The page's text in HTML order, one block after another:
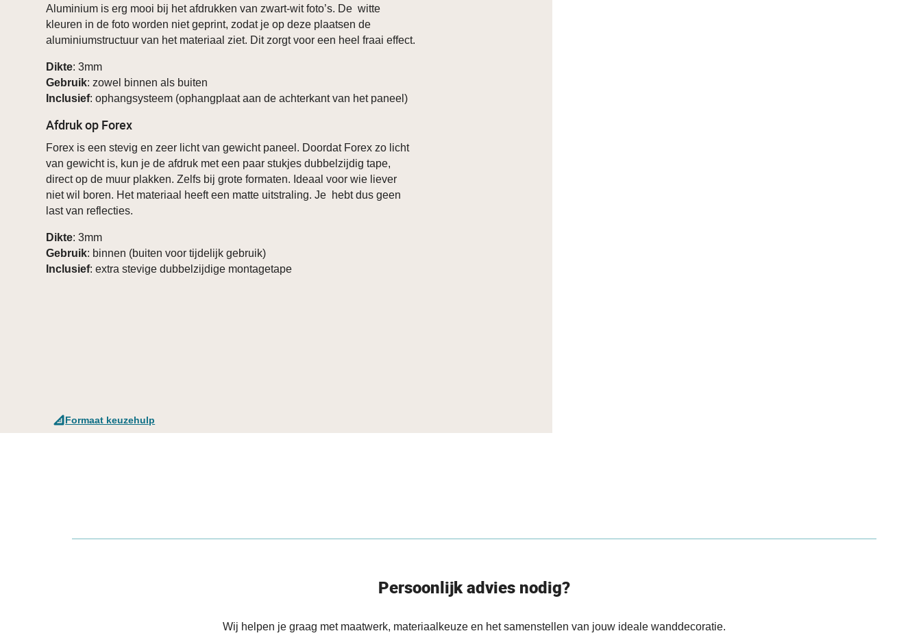
Aluminium is erg mooi bij het afdrukken van zwart-wit foto’s. De witte
kleuren in de foto worden niet geprint, zodat je op deze plaatsen de
aluminiumstructuur van het materiaal ziet. Dit zorgt voor een heel fraai effect.
Dikte: 3mm
Gebruik: zowel binnen als buiten
Inclusief: ophangsysteem (ophangplaat aan de achterkant van het paneel)
Afdruk op Forex
Forex is een stevig en zeer licht van gewicht paneel. Doordat Forex zo licht
van gewicht is, kun je de afdruk met een paar stukjes dubbelzijdig tape,
direct op de muur plakken. Zelfs bij grote formaten. Ideaal voor wie liever
niet wil boren. Het materiaal heeft een matte uitstraling. Je hebt dus geen
last van reflecties.
Dikte: 3mm
Gebruik: binnen (buiten voor tijdelijk gebruik)
Inclusief: extra stevige dubbelzijdige montagetape
Formaat keuzehulp
Persoonlijk advies nodig?
Wij helpen je graag met maatwerk, materiaalkeuze en het samenstellen van jouw ideale wanddecoratie.